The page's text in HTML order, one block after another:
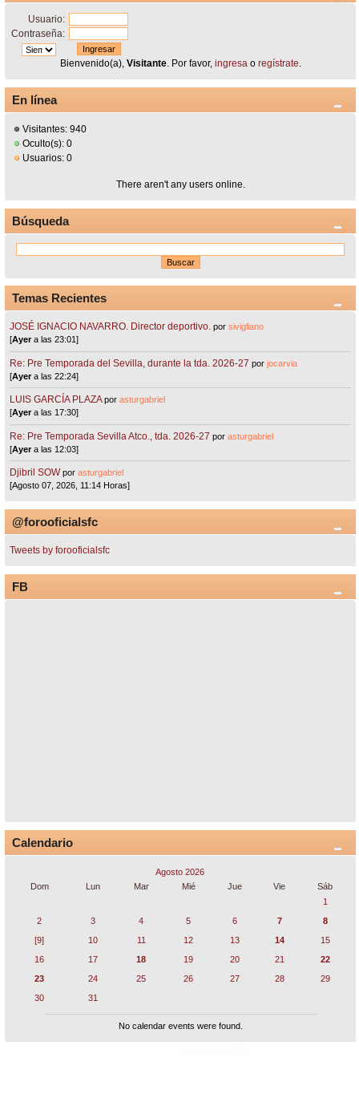
Usuario:
Contraseña:
Bienvenido(a), Visitante. Por favor, ingresao regístrate.
En línea
Visitantes: 940
Oculto(s): 0
Usuarios: 0
There aren't any users online.
Búsqueda
Temas Recientes
JOSÉ IGNACIO NAVARRO. Director deportivo. porsivigliano
[Ayera las 23:01]
Re: Pre Temporada del Sevilla, durante la tda. 2026-27 porjocarvia
[Ayera las 22:24]
LUIS GARCÍA PLAZA porasturgabriel
[Ayera las 17:30]
Re: Pre Temporada Sevilla Atco., tda. 2026-27 porasturgabriel
[Ayera las 12:03]
Djibril SOW porasturgabriel
[Agosto 07, 2026, 11:14 Horas]
@forooficialsfc
Tweets by forooficialsfc
FB
Calendario
Agosto 2026
Dom
Lun Mar Mié Jue Vie
Sáb
1
2
3 4 5 6 7
8
[9]
10 11 12 13 14
15
16
17 18 19 20 21
22
23
24 25 26 27 28
29
30
31
No calendar events were found.